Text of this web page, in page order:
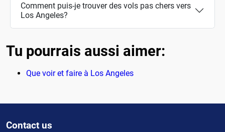
Comment puis-je trouver des vols pas chers vers
Los Angeles?
Tu pourrais aussi aimer:
Que voir et faire à Los Angeles
Contact us